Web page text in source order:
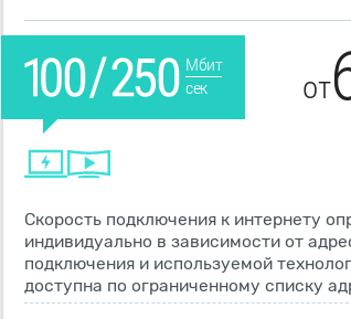
Мбит
сек
от
Скорость подключения к интернету
индивидуально в зависимости от
подключения и используемой
доступна по ограниченному списку